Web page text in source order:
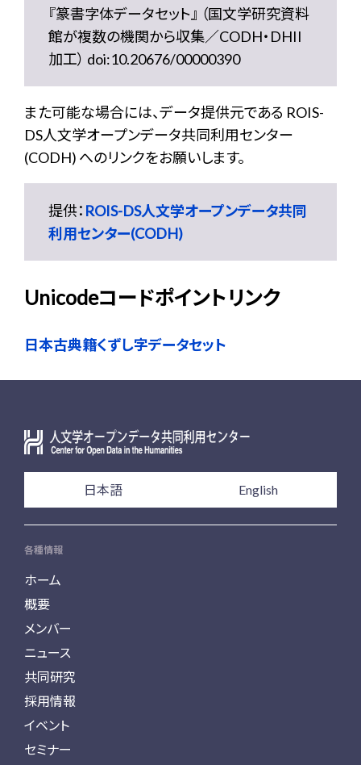
『篆書字体データセット』 （国文学研究資料
館が複数の機関から収集／CODH・DHII
加工） doi:10.20676/00000390
また可能な場合には、データ提供元である ROIS-
DS人文学オープンデータ共同利用センター
(CODH) へのリンクをお願いします。
提供： ROIS-DS人文学オープンデータ共同
利用センター(CODH)
Unicodeコードポイントリンク
日本古典籍くずし字データセット
日本語 English
各種情報
ホーム
概要
メンバー
ニュース
共同研究
採用情報
イベント
セミナー